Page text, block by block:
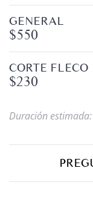
GENERAL
$550
CORTE FLECO
$230
Duración estimada: